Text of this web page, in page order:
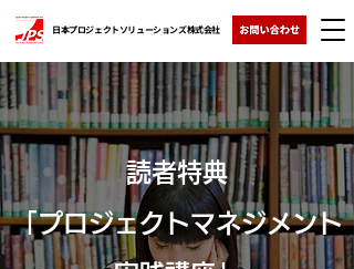
日本プロジェクトソリューションズ株式会社
​読者特典
「プロジェクトマネジメント